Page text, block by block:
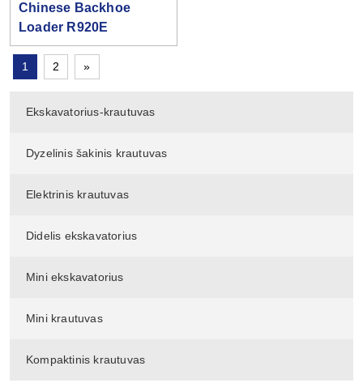
Ekskavatorius-krautuvas
Dyzelinis šakinis krautuvas
Elektrinis krautuvas
Didelis ekskavatorius
Mini ekskavatorius
Mini krautuvas
Kompaktinis krautuvas
Chinese Backhoe
Loader R920E
1 2 »